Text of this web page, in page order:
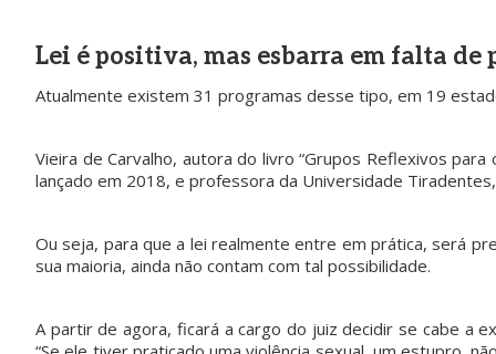
Lei é positiva, mas esbarra em falta de
Atualmente existem 31 programas desse tipo, em 19
Vieira de Carvalho, autora do livro “Grupos Reflexivos
lançado em 2018, e professora da Universidade
Ou seja, para que a lei realmente entre em prática, será
sua maioria, ainda não contam com tal possibilidade.
A partir de agora, ficará a cargo do juiz decidir se cabe a